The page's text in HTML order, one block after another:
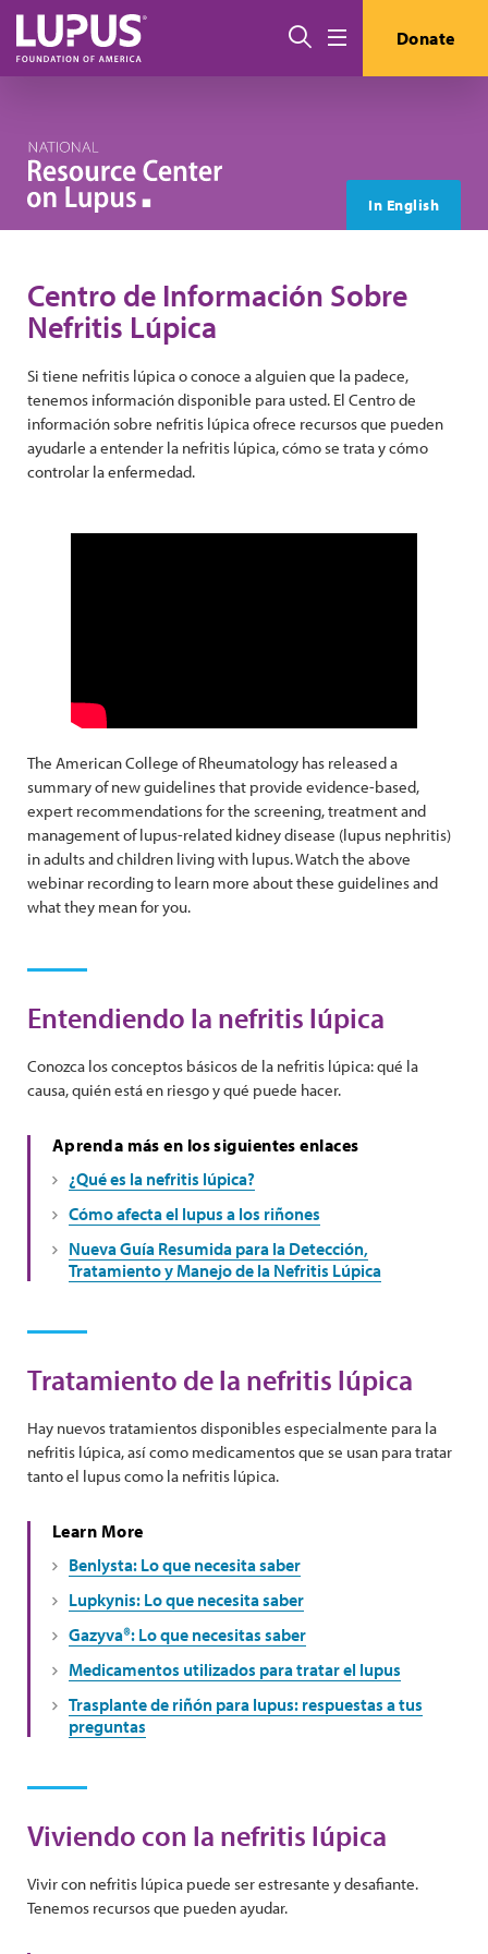
Pasar al contenido principal
Buscar Donate
In English
Centro de Información Sobre
Nefritis Lúpica
Si tiene nefritis lúpica o conoce a alguien que la padece,
tenemos información disponible para usted. El Centro de
información sobre nefritis lúpica ofrece recursos que pueden
ayudarle a entender la nefritis lúpica, cómo se trata y cómo
controlar la enfermedad.
The American College of Rheumatology has released a
summary of new guidelines that provide evidence-based,
expert recommendations for the screening, treatment and
management of lupus-related kidney disease (lupus nephritis)
in adults and children living with lupus. Watch the above
webinar recording to learn more about these guidelines and
what they mean for you.
Entendiendo la nefritis lúpica
Conozca los conceptos básicos de la nefritis lúpica: qué la
causa, quién está en riesgo y qué puede hacer.
Aprenda más en los siguientes enlaces
¿Qué es la nefritis lúpica?
Cómo afecta el lupus a los riñones
Nueva Guía Resumida para la Detección,
Tratamiento y Manejo de la Nefritis Lúpica
Tratamiento de la nefritis lúpica
Hay nuevos tratamientos disponibles especialmente para la
nefritis lúpica, así como medicamentos que se usan para tratar
tanto el lupus como la nefritis lúpica.
Learn More
Benlysta: Lo que necesita saber
Lupkynis: Lo que necesita saber
Gazyva®: Lo que necesitas saber
Medicamentos utilizados para tratar el lupus
Trasplante de riñón para lupus: respuestas a tus
preguntas
Viviendo con la nefritis lúpica
Vivir con nefritis lúpica puede ser estresante y desafiante.
Tenemos recursos que pueden ayudar.